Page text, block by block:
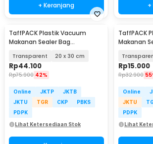
+ Keranjang
TaffPACK Plastik Vacuum
Makanan Sealer Bag
Transparent 20 x 30 cm
Rp44.100
Rp75.900 42%
Online JKTP
JKTB
JKTU
TGR CKP
PBKS
PDPK
Lihat Ketersediaan Stok
TaffPACK
Makanan
Rp15.000
Rp32.900
Online
JKTU
PDPK
Lihat